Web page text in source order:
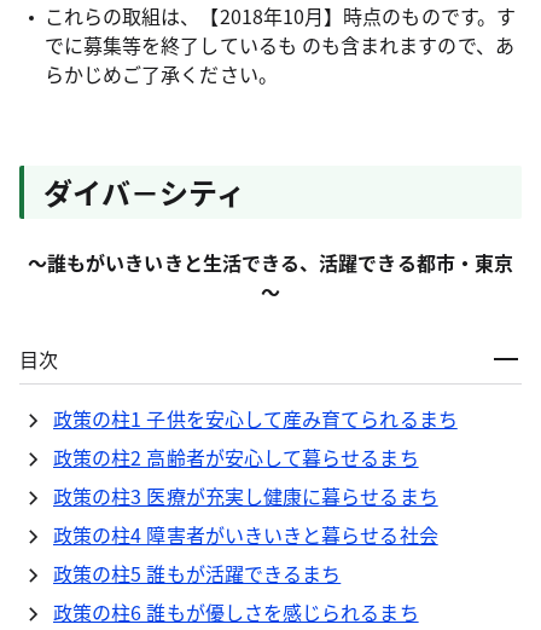
これらの取組は、【2018年10月】時点のものです。す
でに募集等を終了しているも のも含まれますので、あ
らかじめご了承ください。
ダイバ－シティ
～誰もがいきいきと生活できる、活躍できる都市・東京
～
目次
政策の柱1 子供を安心して産み育てられるまち
政策の柱2 高齢者が安心して暮らせるまち
政策の柱3 医療が充実し健康に暮らせるまち
政策の柱4 障害者がいきいきと暮らせる社会
政策の柱5 誰もが活躍できるまち
政策の柱6 誰もが優しさを感じられるまち